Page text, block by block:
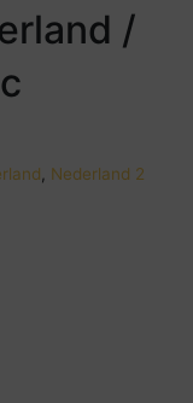
/
Nederland 2